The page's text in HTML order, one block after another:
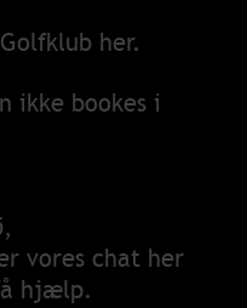
her.
ikke bookes i
,
vores chat her
hjælp.